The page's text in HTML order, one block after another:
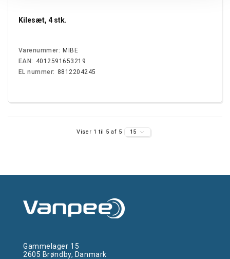
Kilesæt, 4 stk.
Varenummer: MIBE
EAN: 4012591653219
EL nummer: 8812204245
Viser 1 til 5 af 5 15
Gammelager 15
2605 Brøndby, Danmark